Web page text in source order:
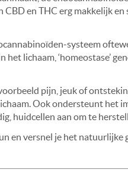
en THC erg makkelijk en
systeem
lichaam, ‘homeostase’
pijn, jeuk of
Ook ondersteunt het
huidcellen aan om te
en versnel je het natuurlijke